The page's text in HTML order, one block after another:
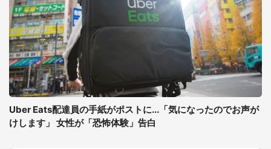
Uber Eats配達員の手紙がポストに...「気になったのでお声が
けします」 女性が「恐怖体験」告白